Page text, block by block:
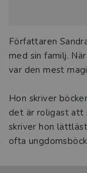
Författaren
med sin familj.
var den mest
Hon skriver
det är roligast att
skriver hon
ofta